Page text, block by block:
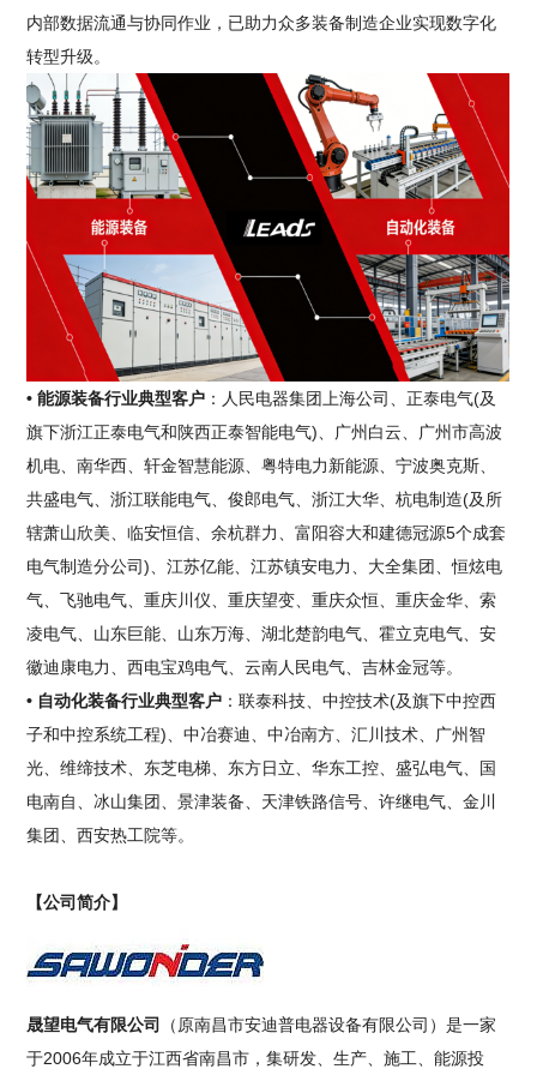
内部数据流通与协同作业，已助力众多装备制造企业实现数字化
转型升级。
• 能源装备行业典型客户 ：人民电器集团上海公司、正泰电气(及
旗下浙江正泰电气和陕西正泰智能电气)、广州白云、广州市高波
机电、南华西、轩金智慧能源、粤特电力新能源、宁波奥克斯、
共盛电气、浙江联能电气、俊郎电气、浙江大华、杭电制造(及所
辖萧山欣美、临安恒信、余杭群力、富阳容大和建德冠源5个成套
电气制造分公司)、江苏亿能、江苏镇安电力、大全集团、恒炫电
气、飞驰电气、重庆川仪、重庆望变、重庆众恒、重庆金华、索
凌电气、山东巨能、山东万海、湖北楚韵电气、霍立克电气、安
徽迪康电力、西电宝鸡电气、云南人民电气、吉林金冠等。
• 自动化装备行业典型客户 ：联泰科技、中控技术(及旗下中控西
子和中控系统工程)、中冶赛迪、中冶南方、汇川技术、广州智
光、维缔技术、东芝电梯、东方日立、华东工控、盛弘电气、国
电南自、冰山集团、景津装备、天津铁路信号、许继电气、金川
集团、西安热工院等。
【公司简介】
晟望电气有限公司
（原南昌市安迪普电器设备有限公司）是一家
于2006年成立于江西省南昌市，集研发、生产、施工、能源投